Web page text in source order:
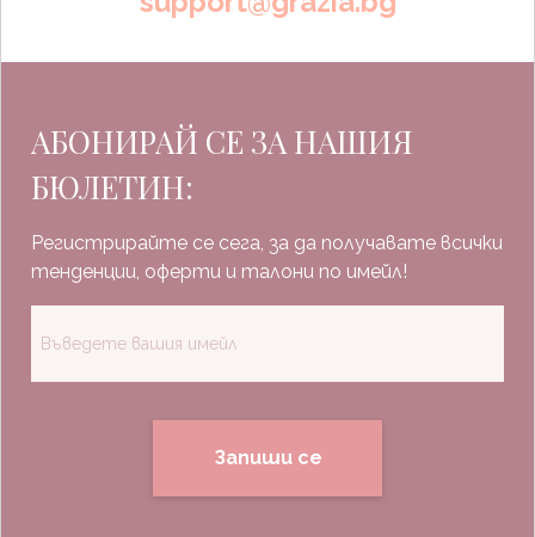
АБОНИРАЙ СЕ ЗА НАШИЯ
БЮЛЕТИН:
Регистрирайте се сега, за да получавате всички
тенденции, оферти и талони по имейл!
Запиши се